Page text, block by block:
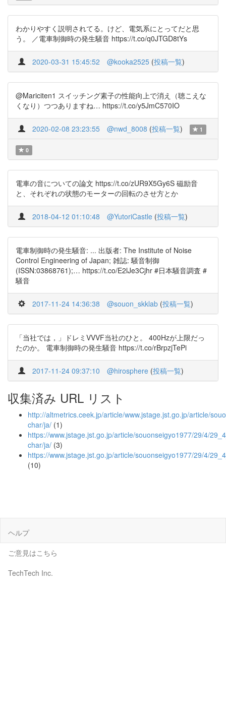
わかりやすく説明されてる。けど、電気系にとってだと思
う。 ／電車制御時の発生騒音 https://t.co/q0JTGD8tYs
2020-03-31 15:45:52 @kooka2525 (投稿一覧)
@Mariciten1 スイッチング素子の性能向上で消え（聴こえな
くなり）つつありますね… https://t.co/y5JmC570IO
2020-02-08 23:23:55 @nwd_8008 (投稿一覧) 1
0
電車の音についての論文 https://t.co/zUR9X5Gy6S 磁励音
と、それぞれの状態のモーターの回転のさせ方とか
2018-04-12 01:10:48 @YutoriCastle (投稿一覧)
電車制御時の発生騒音: ... 出版者: The Institute of Noise
Control Engineering of Japan; 雑誌: 騒音制御
(ISSN:03868761);… https://t.co/E2lJe3Cjhr #日本騒音調査 #
騒音
2017-11-24 14:36:38 @souon_skklab (投稿一覧)
「当社では，」ドレミVVVF当社のひと。 400Hzが上限だっ
たのか。 電車制御時の発生騒音 https://t.co/rBrpzjTePi
2017-11-24 09:37:10 @hirosphere (投稿一覧)
収集済み URL リスト
http://altmetrics.ceek.jp/article/www.jstage.jst.go.jp/article/
char/ja/ (1)
https://www.jstage.jst.go.jp/article/souonseigyo1977/29/4/
char/ja/ (3)
https://www.jstage.jst.go.jp/article/souonseigyo1977/29/4/
(10)
ヘルプ
ご意見はこちら
TechTech Inc.